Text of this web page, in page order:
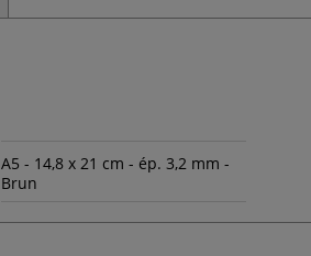
A5 - 14,8 x 21 cm - ép. 3,2 mm -
Brun